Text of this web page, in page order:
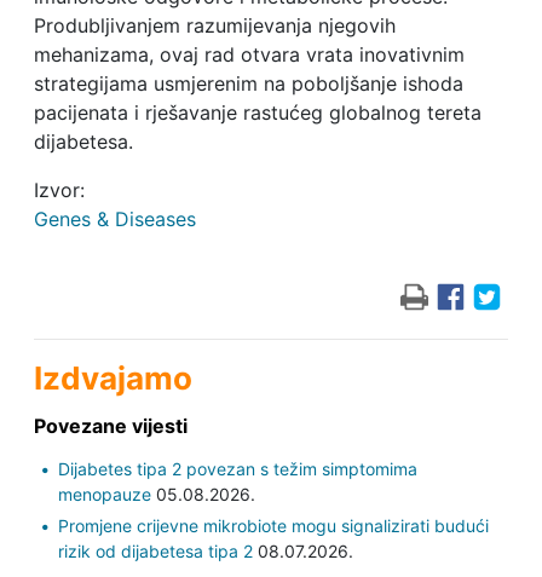
Produbljivanjem razumijevanja njegovih
mehanizama, ovaj rad otvara vrata inovativnim
strategijama usmjerenim na poboljšanje ishoda
pacijenata i rješavanje rastućeg globalnog tereta
dijabetesa.
Izvor:
Genes & Diseases
Izdvajamo
Povezane vijesti
Dijabetes tipa 2 povezan s težim simptomima
menopauze05.08.2026.
Promjene crijevne mikrobiote mogu signalizirati budući
rizik od dijabetesa tipa 208.07.2026.